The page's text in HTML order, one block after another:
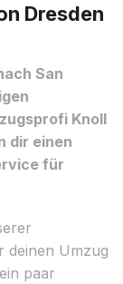
Dresden
San
Knoll
dir einen
für
deinen Umzug
paar